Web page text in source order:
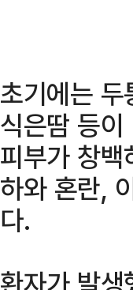
초기에는
식은땀 등
피부가 창
하와 혼란,
다.
환자가 발